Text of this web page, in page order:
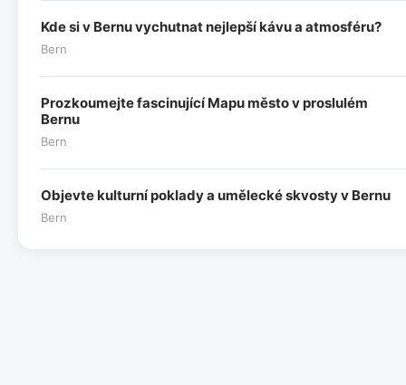
Kde si v Bernu vychutnat nejlepší kávu a atmosféru?
Bern
Prozkoumejte fascinující Mapu město v proslulém
Bernu
Bern
Objevte kulturní poklady a umělecké skvosty v Bernu
Bern